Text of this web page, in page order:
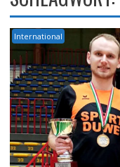
International